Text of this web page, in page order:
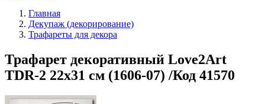
Главная
Декупаж (декорирование)
Трафареты для декора
Трафарет декоративный Love2Art
TDR-2 22х31 см (1606-07) /Код 41570